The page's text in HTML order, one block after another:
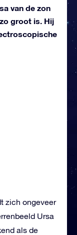
van de zon
groot is. Hij
zich ongeveer
Ursa
als de